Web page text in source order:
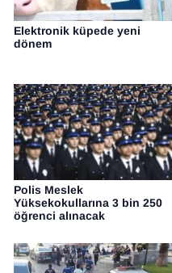
Elektronik küpede yeni
dönem
Polis Meslek
Yüksekokullarına 3 bin 250
öğrenci alınacak